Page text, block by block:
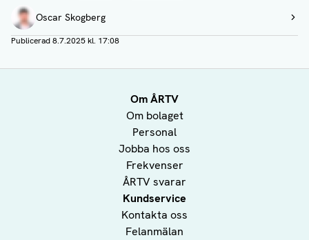
Författare
Oscar Skogberg
Visa profil
Publicerad8.7.2025 kl. 17:08
Om ÅRTV
Om bolaget
Personal
Jobba hos oss
Frekvenser
ÅRTV svarar
Kundservice
Kontakta oss
Felanmälan